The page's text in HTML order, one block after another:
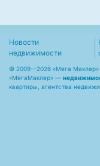
Новости
недвижимости
© 2009—2026 «Мега
«МегаМаклер» —
квартиры, агентства